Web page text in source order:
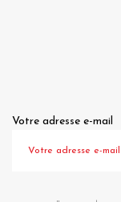
Votre adresse e-mail